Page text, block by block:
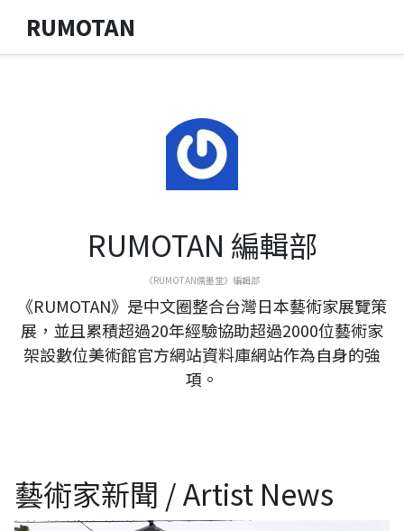
RUMOTAN
RUMOTAN 編輯部
《RUMOTAN儒墨堂》編輯部
《RUMOTAN》是中文圈整合台灣日本藝術家展覽策
展，並且累積超過20年經驗協助超過2000位藝術家
架設數位美術館官方網站資料庫網站作為自身的強
項。
藝術家新聞 / Artist News